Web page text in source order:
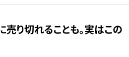
り切れることも。実はこの